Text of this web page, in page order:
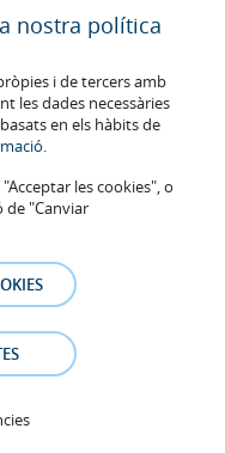
sinó complementa la
amb el metge de
el seu consentiment i es
pacients.
nostra política
i de tercers amb
les dades necessàries
en els hàbits de
les cookies", o
"Canviar